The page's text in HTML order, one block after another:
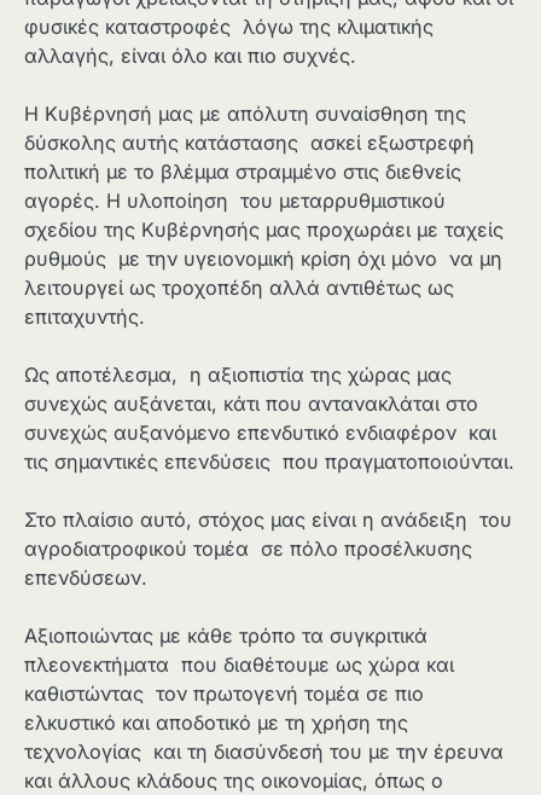
φυσικές καταστροφές λόγω της κλιματικής
αλλαγής, είναι όλο και πιο συχνές.
Η Κυβέρνησή μας με απόλυτη συναίσθηση της
δύσκολης αυτής κατάστασης ασκεί εξωστρεφή
πολιτική με το βλέμμα στραμμένο στις διεθνείς
αγορές. Η υλοποίηση του μεταρρυθμιστικού
σχεδίου της Κυβέρνησής μας προχωράει με ταχείς
ρυθμούς με την υγειονομική κρίση όχι μόνο να μη
λειτουργεί ως τροχοπέδη αλλά αντιθέτως ως
επιταχυντής.
Ως αποτέλεσμα, η αξιοπιστία της χώρας μας
συνεχώς αυξάνεται, κάτι που αντανακλάται στο
συνεχώς αυξανόμενο επενδυτικό ενδιαφέρον και
τις σημαντικές επενδύσεις που πραγματοποιούνται.
Στο πλαίσιο αυτό, στόχος μας είναι η ανάδειξη του
αγροδιατροφικού τομέα σε πόλο προσέλκυσης
επενδύσεων.
Αξιοποιώντας με κάθε τρόπο τα συγκριτικά
πλεονεκτήματα που διαθέτουμε ως χώρα και
καθιστώντας τον πρωτογενή τομέα σε πιο
ελκυστικό και αποδοτικό με τη χρήση της
τεχνολογίας και τη διασύνδεσή του με την έρευνα
και άλλους κλάδους της οικονομίας, όπως ο